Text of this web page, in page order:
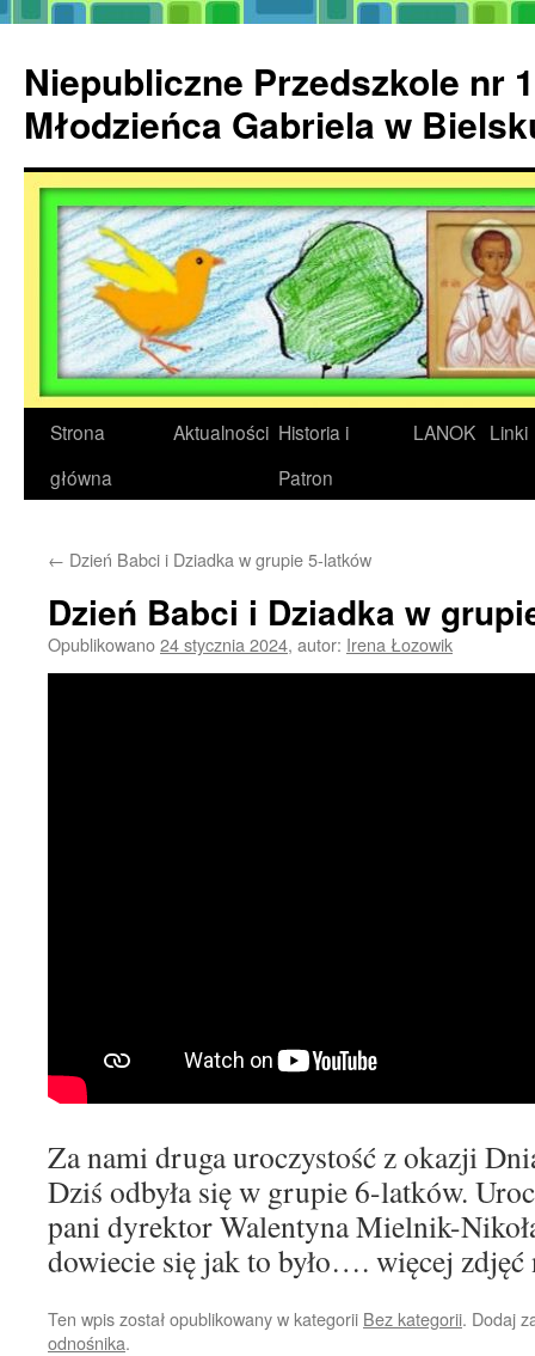
treści
Niepubliczne Przedszkole nr
Młodzieńca Gabriela w
Strona
główna
Aktualności Historia i
Patron
LANOK Linki
← Dzień Babci i Dziadka w grupie 5-latków
Dzień Babci i Dziadka w
Opublikowano24 stycznia 2024, autor: Irena Łozowik
Za nami druga uroczystość z okazji
Dziś odbyła się w grupie 6-latków.
pani dyrektor Walentyna Mielnik-
dowiecie się jak to było…. więcej
Ten wpis został opublikowany w kategorii Bez kategorii. Dodaj
odnośnika.